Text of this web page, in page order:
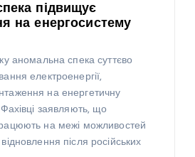
підвищує
на енергосистему
аномальна спека суттєво
електроенергії,
на енергетичну
заявляють, що
на межі можливостей
після російських